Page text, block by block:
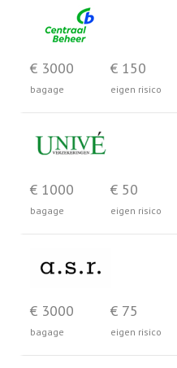
€ 3000
bagage
€ 150
eigen risico
€ 1000
bagage
€ 50
eigen risico
€ 3000
bagage
€ 75
eigen risico